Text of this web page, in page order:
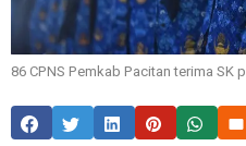
86 CPNS Pemkab Pacitan terima